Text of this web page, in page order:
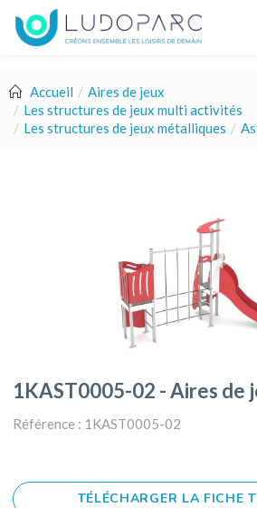
Accueil
Aires de jeux
Les structures de jeux multi activités
Les structures de jeux métalliques
1KAST0005-02 - Aires de
Référence : 1KAST0005-02
TÉLÉCHARGER LA FICHE